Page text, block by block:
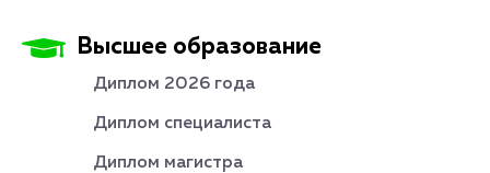
Высшее образование
Диплом 2026 года
Диплом специалиста
Диплом магистра